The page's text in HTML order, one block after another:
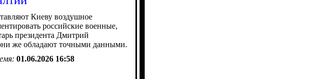
Киеву воздушное
российские военные,
президента Дмитрий
же обладают точными данными.
01.06.2026 16:58